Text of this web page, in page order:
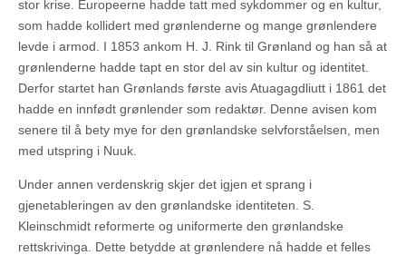
stor krise. Europeerne hadde tatt med sykdommer og en kultur,
som hadde kollidert med grønlenderne og mange grønlendere
levde i armod. I 1853 ankom H. J. Rink til Grønland og han så at
grønlenderne hadde tapt en stor del av sin kultur og identitet.
Derfor startet han Grønlands første avis Atuagagdliutt i 1861 det
hadde en innfødt grønlender som redaktør. Denne avisen kom
senere til å bety mye for den grønlandske selvforståelsen, men
med utspring i Nuuk.
Under annen verdenskrig skjer det igjen et sprang i
gjenetableringen av den grønlandske identiteten. S.
Kleinschmidt reformerte og uniformerte den grønlandske
rettskrivinga. Dette betydde at grønlendere nå hadde et felles